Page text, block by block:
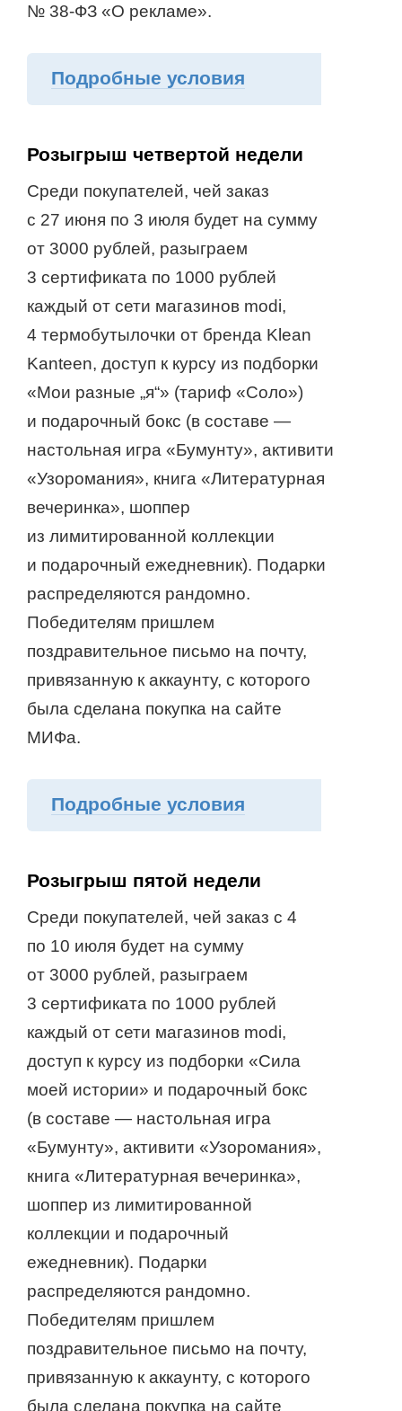
№ 38-ФЗ «О рекламе».
Подробные условия
Розыгрыш четвертой недели
Среди покупателей, чей заказ
с 27 июня по 3 июля будет на сумму
от 3000 рублей, разыграем
3 сертификата по 1000 рублей
каждый от сети магазинов modi,
4 термобутылочки от бренда Klean
Kanteen, доступ к курсу из подборки
«Мои разные „я“» (тариф «Соло»)
и подарочный бокс (в составе —
настольная игра «Бумунту», активити
«Узоромания», книга «Литературная
вечеринка», шоппер
из лимитированной коллекции
и подарочный ежедневник). Подарки
распределяются рандомно.
Победителям пришлем
поздравительное письмо на почту,
привязанную к аккаунту, с которого
была сделана покупка на сайте
МИФа.
Подробные условия
Розыгрыш пятой недели
Среди покупателей, чей заказ с 4
по 10 июля будет на сумму
от 3000 рублей, разыграем
3 сертификата по 1000 рублей
каждый от сети магазинов modi,
доступ к курсу из подборки «Сила
моей истории» и подарочный бокс
(в составе — настольная игра
«Бумунту», активити «Узоромания»,
книга «Литературная вечеринка»,
шоппер из лимитированной
коллекции и подарочный
ежедневник). Подарки
распределяются рандомно.
Победителям пришлем
поздравительное письмо на почту,
привязанную к аккаунту, с которого
была сделана покупка на сайте